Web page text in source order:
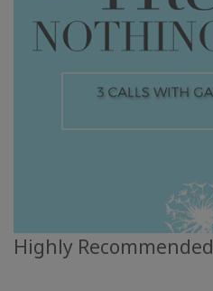
Highly Recommended